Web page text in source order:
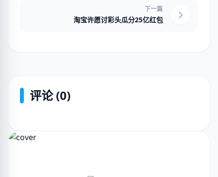
下一篇
淘宝许愿讨彩头瓜分25亿红包
评论 (0)